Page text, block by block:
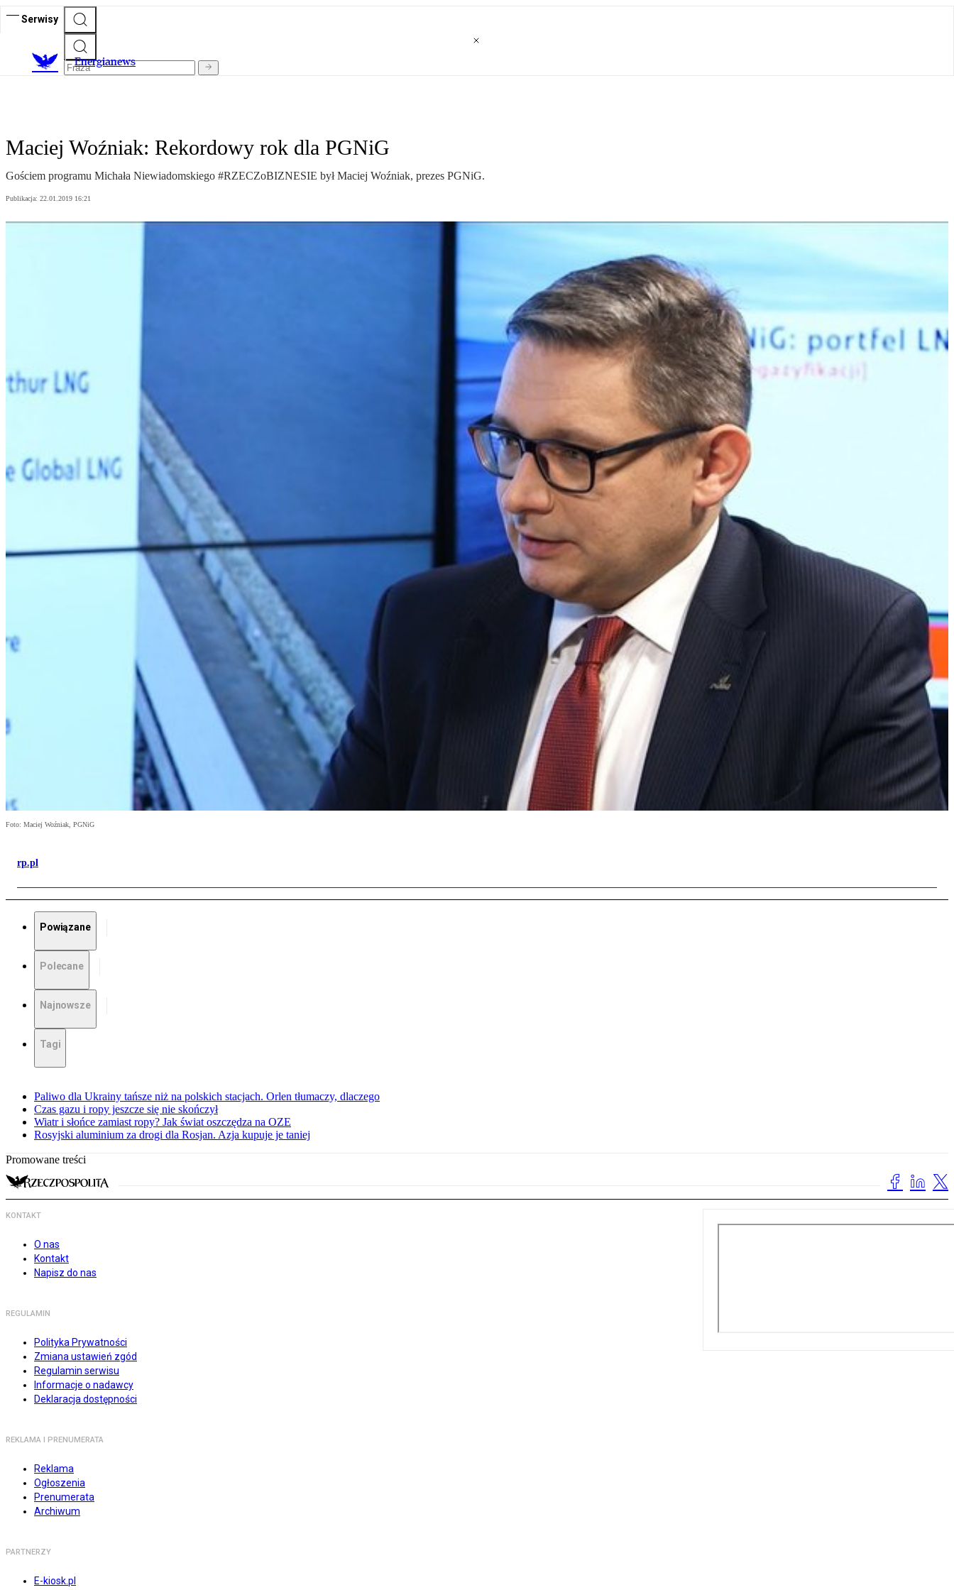
Serwisy
Energianews
Maciej Woźniak: Rekordowy rok dla PGNiG
Gościem programu Michała Niewiadomskiego #RZECZoBIZNESIE był Maciej Woźniak, prezes PGNiG.
Publikacja: 22.01.2019 16:21
Foto: Maciej Woźniak, PGNiG
rp.pl
Powiązane
Polecane
Najnowsze
Tagi
Paliwo dla Ukrainy tańsze niż na polskich stacjach. Orlen tłumaczy, dlaczego
Czas gazu i ropy jeszcze się nie skończył
Wiatr i słońce zamiast ropy? Jak świat oszczędza na OZE
Rosyjski aluminium za drogi dla Rosjan. Azja kupuje je taniej
Promowane treści
KONTAKT
O nas
Kontakt
Napisz do nas
REGULAMIN
Polityka Prywatności
Zmiana ustawień zgód
Regulamin serwisu
Informacje o nadawcy
Deklaracja dostępności
REKLAMA I PRENUMERATA
Reklama
Ogłoszenia
Prenumerata
Archiwum
PARTNERZY
E-kiosk.pl